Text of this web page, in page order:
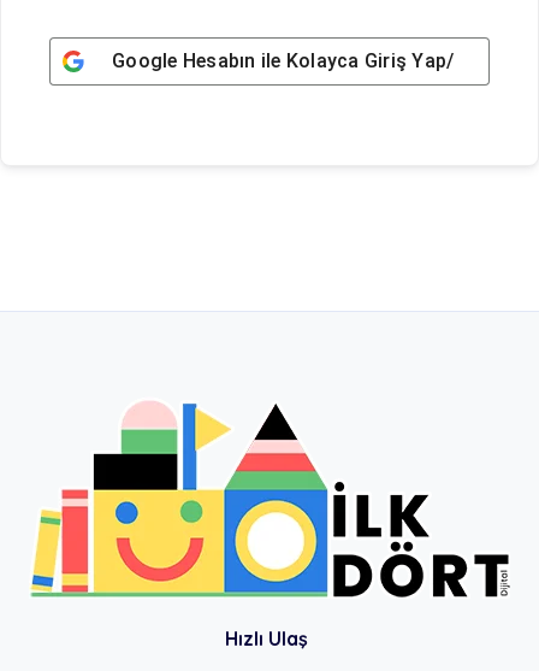
Google Hesabın ile Kolayca Giriş Yap/ Üye Ol
Hızlı Ulaş